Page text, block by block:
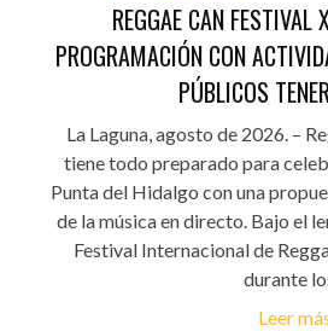
REGGAE CAN
PROGRAMACIÓN CON
PÚBLICOS
La Laguna, agosto de 2026. –
tiene todo preparado para
Punta del Hidalgo con una
de la música en directo. Bajo el
Festival Internacional de
durante
Leer